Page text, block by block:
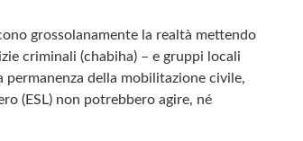
grossolanamente la realtà mettendo
criminali (chabiha) – e gruppi locali
della mobilitazione civile,
(ESL) non potrebbero agire, né